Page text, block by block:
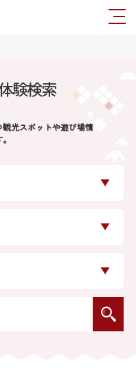
験検索
光スポットや遊び場情